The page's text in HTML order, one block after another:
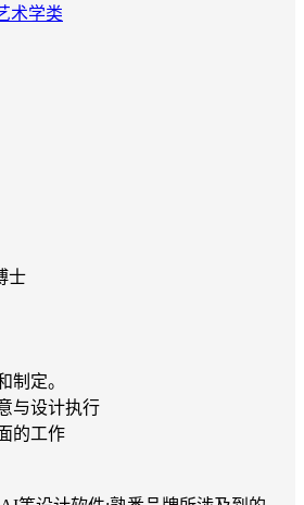
术学类
士
制定。
与设计执行
的工作